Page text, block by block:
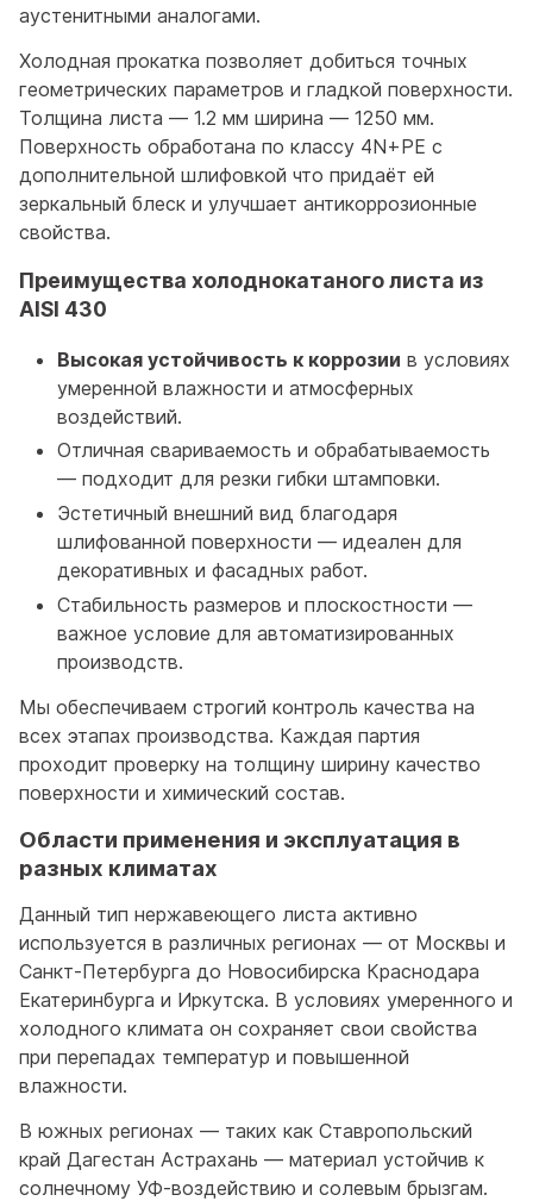
аустенитными аналогами.
Холодная прокатка позволяет добиться точных
геометрических параметров и гладкой поверхности.
Толщина листа — 1.2 мм ширина — 1250 мм.
Поверхность обработана по классу 4N+PE с
дополнительной шлифовкой что придаёт ей
зеркальный блеск и улучшает антикоррозионные
свойства.
Преимущества холоднокатаного листа из
AISI 430
Высокая устойчивость к коррозии в условиях
умеренной влажности и атмосферных
воздействий.
Отличная свариваемость и обрабатываемость
— подходит для резки гибки штамповки.
Эстетичный внешний вид благодаря
шлифованной поверхности — идеален для
декоративных и фасадных работ.
Стабильность размеров и плоскостности —
важное условие для автоматизированных
производств.
Мы обеспечиваем строгий контроль качества на
всех этапах производства. Каждая партия
проходит проверку на толщину ширину качество
поверхности и химический состав.
Области применения и эксплуатация в
разных климатах
Данный тип нержавеющего листа активно
используется в различных регионах — от Москвы и
Санкт-Петербурга до Новосибирска Краснодара
Екатеринбурга и Иркутска. В условиях умеренного и
холодного климата он сохраняет свои свойства
при перепадах температур и повышенной
влажности.
В южных регионах — таких как Ставропольский
край Дагестан Астрахань — материал устойчив к
солнечному УФ-воздействию и солевым брызгам.